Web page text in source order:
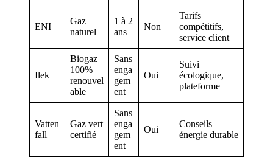
ENI
Gaz
naturel
1 à 2
ans
Non
Tarifs
compétitifs,
service client
Ilek
Biogaz
100%
renouvel
able
Sans
enga
gem
ent
Oui
Suivi
écologique,
plateforme
Vatten
fall
Gaz vert
certifié
Sans
enga
gem
ent
Oui
Conseils
énergie durable